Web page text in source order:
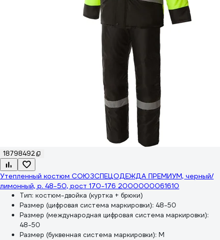
18798492
Утепленный костюм СОЮЗСПЕЦОДЕЖДА ПРЕМИУМ, черный/
лимонный, р. 48-50, рост 170-176 2000000061610
Тип: костюм-двойка (куртка + брюки)
Размер (цифровая система маркировки): 48-50
Размер (международная цифровая система маркировки):
48-50
Размер (буквенная система маркировки): M